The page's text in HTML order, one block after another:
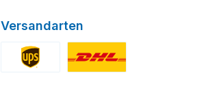
Versandarten